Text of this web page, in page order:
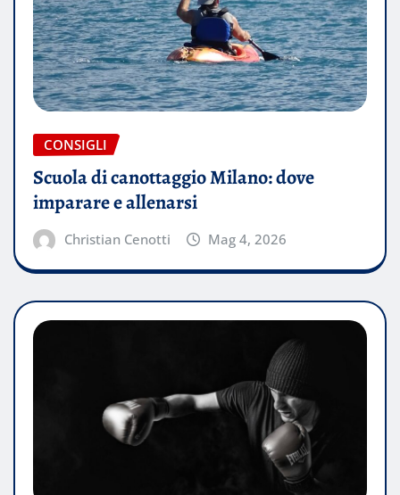
CONSIGLI
Scuola di canottaggio Milano: dove
imparare e allenarsi
Christian Cenotti Mag 4, 2026